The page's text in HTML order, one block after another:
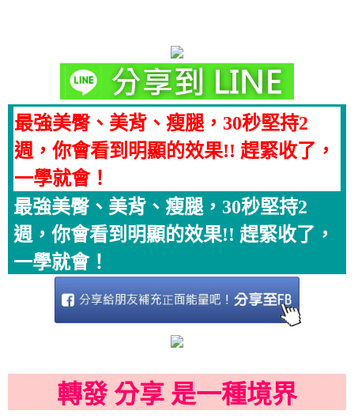
最強美臀、美背、瘦腿，30秒堅持2
週，你會看到明顯的效果!! 趕緊收了，
一學就會！
最強美臀、美背、瘦腿，30秒堅持2
週，你會看到明顯的效果!! 趕緊收了，
一學就會！
轉發 分享 是一種境界